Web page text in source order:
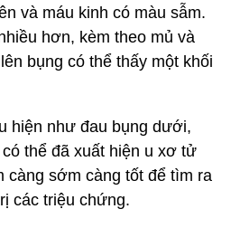
và máu kinh có màu sẫm.
hơn, kèm theo mủ và
bụng có thể thấy một khối
hiện như đau bụng dưới,
thể đã xuất hiện u xơ tử
càng sớm càng tốt để tìm ra
các triệu chứng.